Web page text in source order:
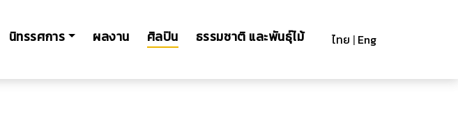
นิทรรศการ ผลงาน ศิลปิน ธรรมชาติ และพันธุ์ไม้ ไทย | Eng